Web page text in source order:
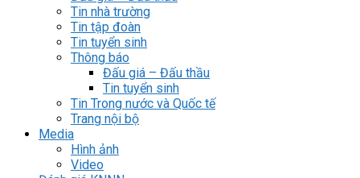
Tin nhà trường
Tin tập đoàn
Tin tuyển sinh
Thông báo
Đấu giá – Đấu thầu
Tin tuyển sinh
Tin Trong nước và Quốc tế
Trang nội bộ
Media
Hình ảnh
Video